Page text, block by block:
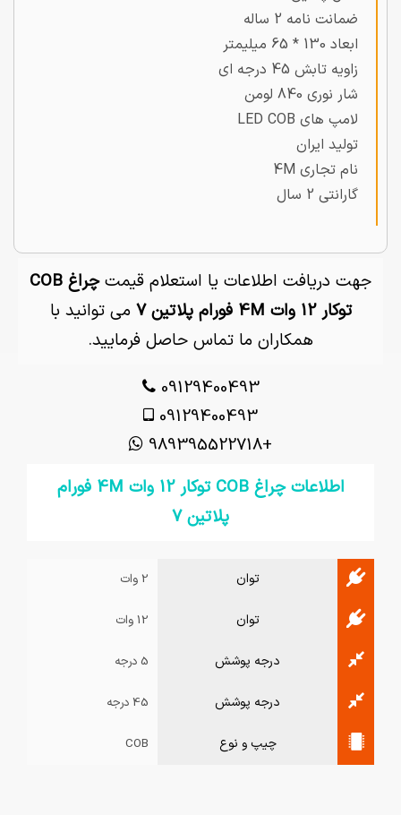
ضمانت نامه 2 ساله
ابعاد 130 * 65 میلیمتر
زاویه تابش 45 درجه ای
شار نوری 840 لومن
لامپ های LED COB
تولید ایران
نام تجاری 4M
گارانتی 2 سال
جهت دریافت اطلاعات یا استعلام قیمت
چراغ COB
توکار 12 وات 4M فورام پلاتین 7
می توانید با
همکاران ما تماس حاصل فرمایید.
09129400493
09129400493
+989395522718
اطلاعات چراغ COB توکار 12 وات 4M فورام
پلاتین 7
توان 2 وات
توان 12 وات
درجه پوشش 5 درجه
درجه پوشش 45 درجه
چیپ و نوع COB